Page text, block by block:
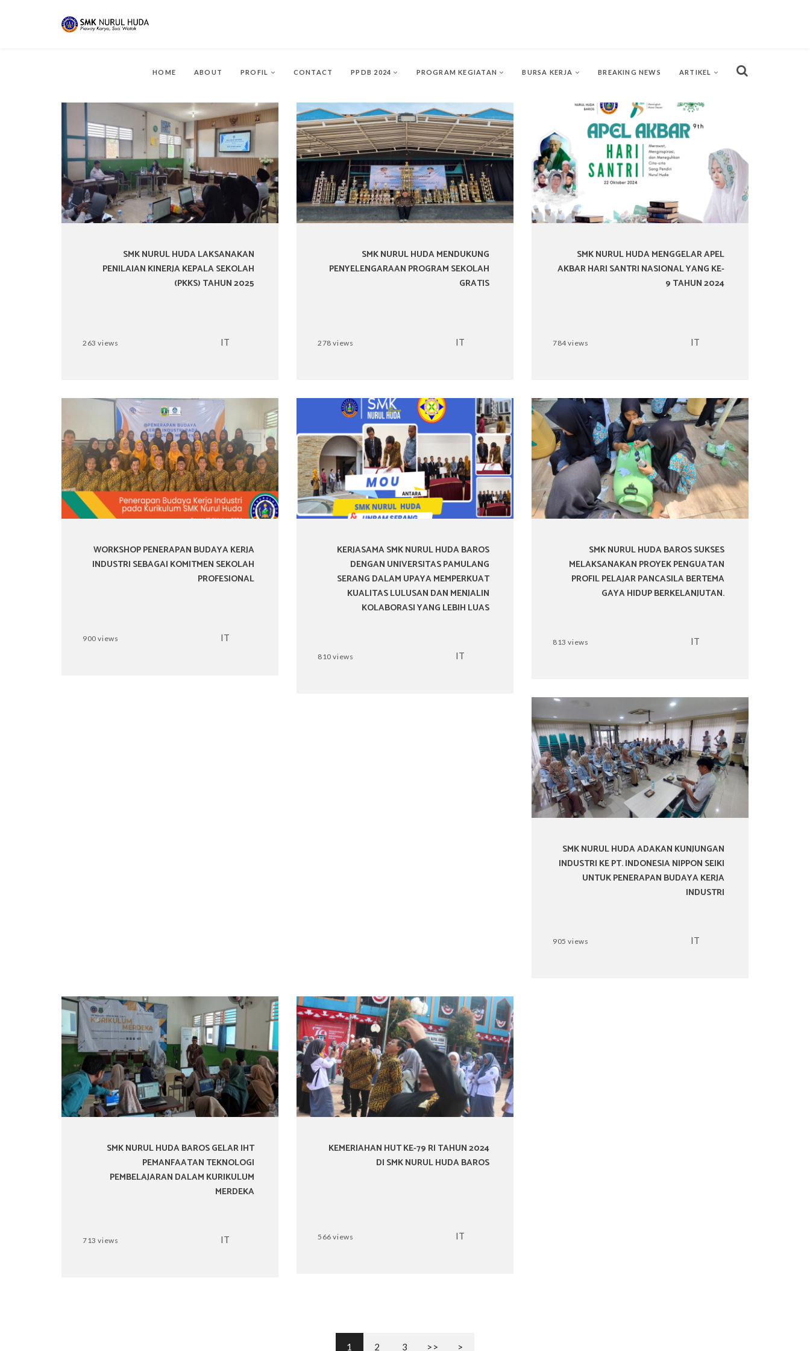
HOME ABOUT PROFIL CONTACT PPDB 2024 PROGRAM KEGIATAN BURSA KERJA BREAKING NEWS ARTIKEL
SMK NURUL HUDA LAKSANAKAN
PENILAIAN KINERJA KEPALA SEKOLAH
(PKKS) TAHUN 2025
IT
263 views
SMK NURUL HUDA MENDUKUNG
PENYELENGARAAN PROGRAM SEKOLAH
GRATIS
IT
278 views
SMK NURUL HUDA MENGGELAR APEL
AKBAR HARI SANTRI NASIONAL YANG KE-
9 TAHUN 2024
IT
784 views
WORKSHOP PENERAPAN BUDAYA KERJA
INDUSTRI SEBAGAI KOMITMEN SEKOLAH
PROFESIONAL
IT
900 views
KERJASAMA SMK NURUL HUDA BAROS
DENGAN UNIVERSITAS PAMULANG
SERANG DALAM UPAYA MEMPERKUAT
KUALITAS LULUSAN DAN MENJALIN
KOLABORASI YANG LEBIH LUAS
IT
810 views
SMK NURUL HUDA BAROS SUKSES
MELAKSANAKAN PROYEK PENGUATAN
PROFIL PELAJAR PANCASILA BERTEMA
GAYA HIDUP BERKELANJUTAN.
IT
813 views
SMK NURUL HUDA ADAKAN KUNJUNGAN
INDUSTRI KE PT. INDONESIA NIPPON SEIKI
UNTUK PENERAPAN BUDAYA KERJA
INDUSTRI
IT
905 views
SMK NURUL HUDA BAROS GELAR IHT
PEMANFAATAN TEKNOLOGI
PEMBELAJARAN DALAM KURIKULUM
MERDEKA
IT
713 views
KEMERIAHAN HUT KE-79 RI TAHUN 2024
DI SMK NURUL HUDA BAROS
IT
566 views
1 (CURRENT)
2 3 >> >